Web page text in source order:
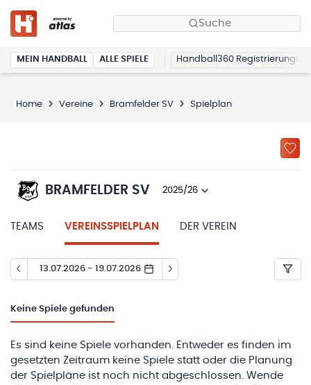
Suche
MEIN HANDBALL ALLE SPIELE Handball360 Registrierung
Home Vereine Bramfelder SV Spielplan
BRAMFELDER SV 2025/26
TEAMS VEREINSSPIELPLAN DER VEREIN
13.07.2026 - 19.07.2026
Keine Spiele gefunden
Es sind keine Spiele vorhanden. Entweder es finden im
gesetzten Zeitraum keine Spiele statt oder die Planung
der Spielpläne ist noch nicht abgeschlossen. Wende